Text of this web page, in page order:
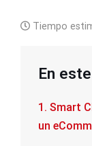
Tiempo
En
1. Smart
un